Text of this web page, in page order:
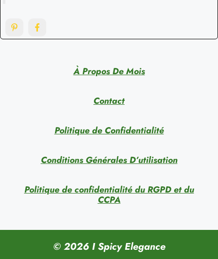
À Propos De Mois
Contact
Politique de Confidentialité
Conditions Générales D’utilisation
Politique de confidentialité du RGPD et du
CCPA
© 2026 I Spicy Elegance